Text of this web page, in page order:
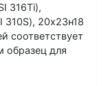
316Ti),
310S), 20х23н18
соответствует
для